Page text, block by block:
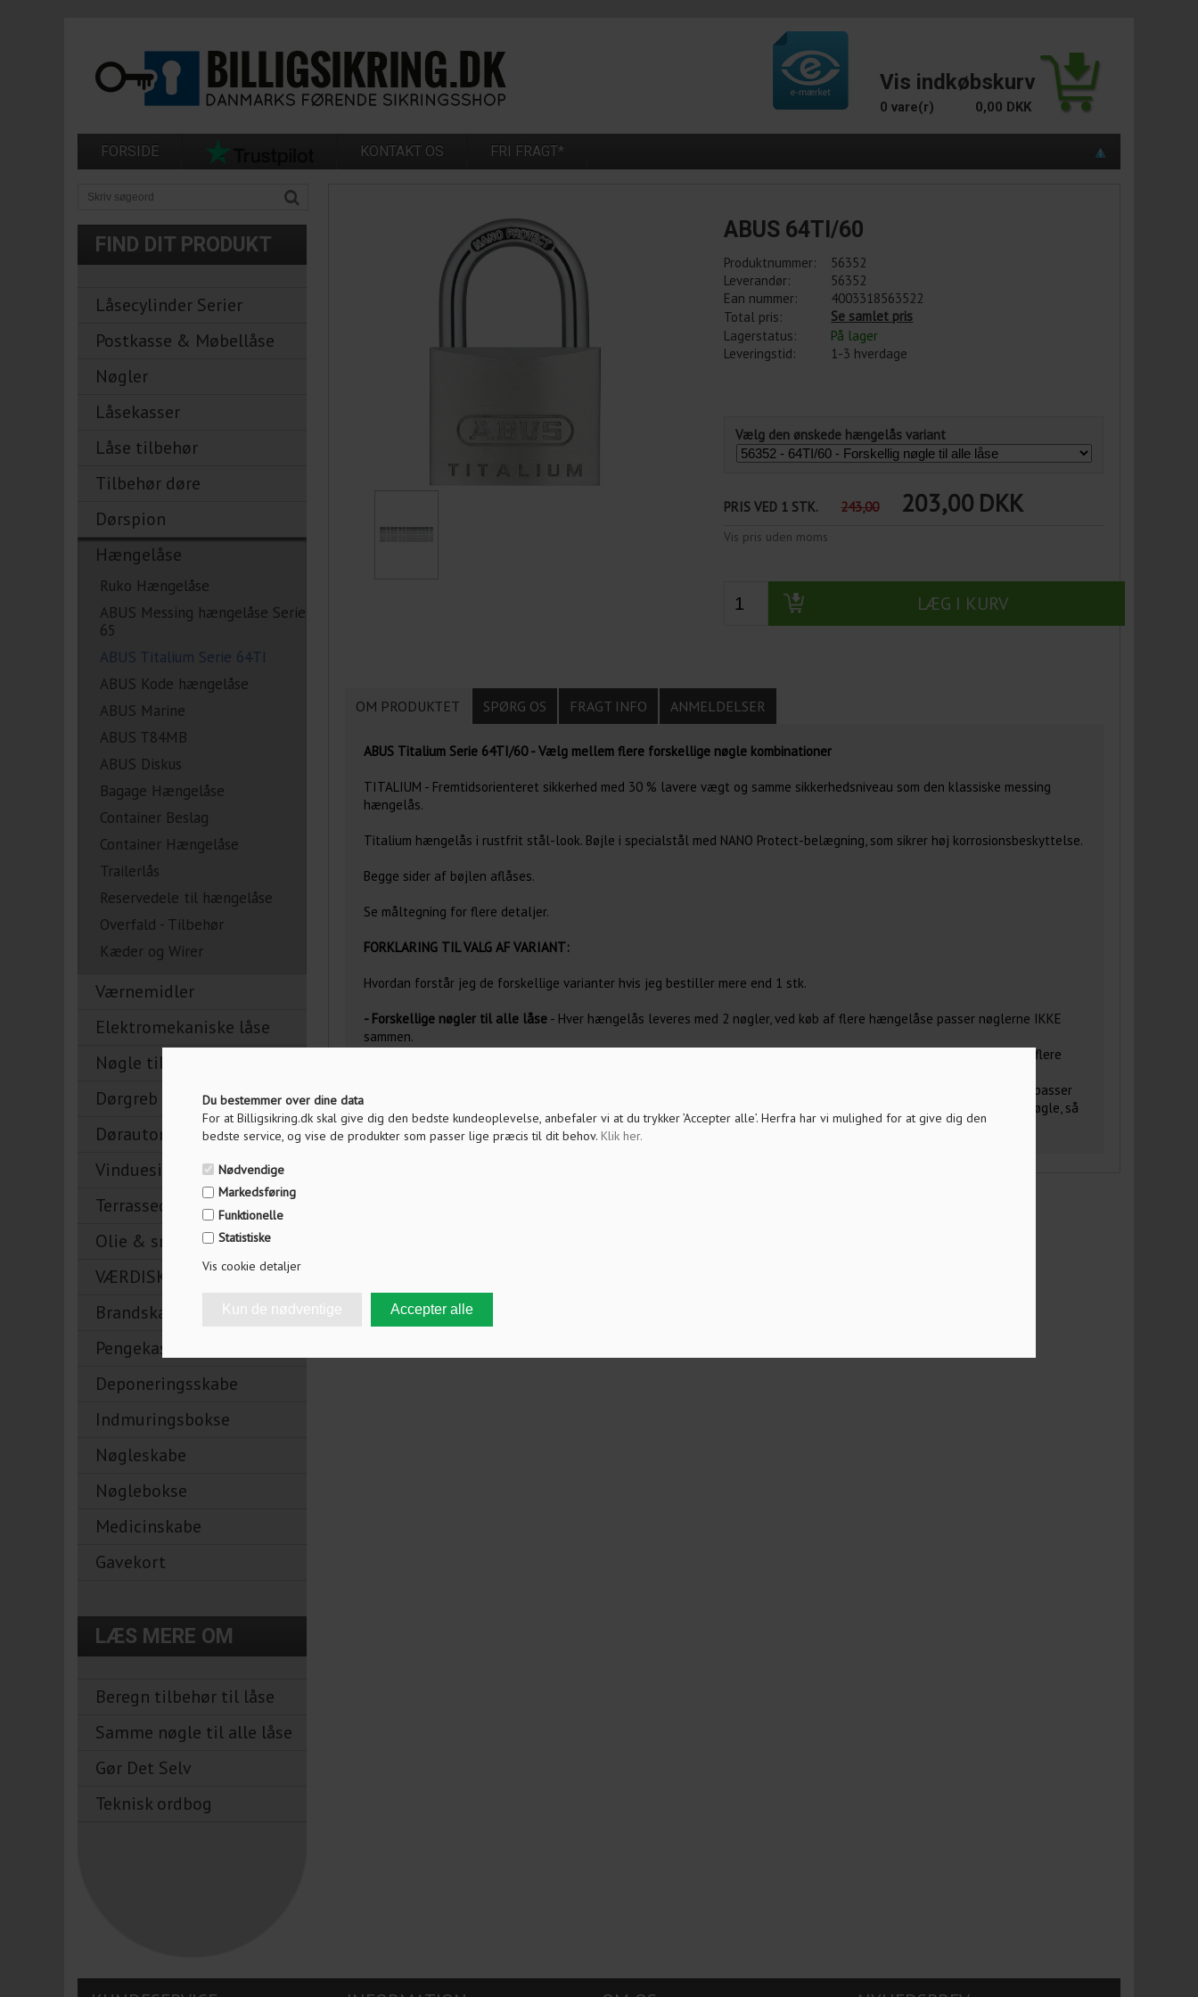
Du bestemmer over dine data
For at Billigsikring.dk skal give dig den bedste kundeoplevelse, anbefaler vi at du trykker ’Accepter alle’. Herfra har vi mulighed for at give dig den
bedste service, og vise de produkter som passer lige præcis til dit behov. Klik her.
Nødvendige
Markedsføring
Funktionelle
Statistiske
Vis cookie detaljer
Vis indkøbskurv
0 vare(r) 0,00 DKK
FORSIDE KONTAKT OS FRI FRAGT*
FIND DIT PRODUKT
Låsecylinder Serier
Postkasse & Møbellåse
Nøgler
Låsekasser
Låse tilbehør
Tilbehør døre
Dørspion
Hængelåse
Ruko Hængelåse
ABUS Messing hængelåse Serie
65
ABUS Titalium Serie 64TI
ABUS Kode hængelåse
ABUS Marine
ABUS T84MB
ABUS Diskus
Bagage Hængelåse
Container Beslag
Container Hængelåse
Trailerlås
Reservedele til hængelåse
Overfald - Tilbehør
Kæder og Wirer
Værnemidler
Elektromekaniske låse
Nøgle tilbehør
Dørgreb
Dørautomatik
Vinduesikring
Terrassedørslåse
Olie & smøremidler
VÆRDISKABE
Brandskabe
Pengekasser
Deponeringsskabe
Indmuringsbokse
Nøgleskabe
Nøglebokse
Medicinskabe
Gavekort
LÆS MERE OM
Beregn tilbehør til låse
Samme nøgle til alle låse
Gør Det Selv
Teknisk ordbog
ABUS 64TI/60
Produktnummer:
56352
Leverandør:
56352
Ean nummer:
4003318563522
Total pris:
Se samlet pris
Lagerstatus:
På lager
Leveringstid:
1-3 hverdage
Vælg den ønskede hængelås variant
PRIS VED 1 STK. 243,00 203,00 DKK
Vis pris uden moms
LÆG I KURV
OM PRODUKTET SPØRG OS FRAGT INFO ANMELDELSER
ABUS Titalium Serie 64TI/60 - Vælg mellem flere forskellige nøgle kombinationer
TITALIUM - Fremtidsorienteret sikkerhed med 30 % lavere vægt og samme sikkerhedsniveau som den klassiske messing
hængelås.
Titalium hængelås i rustfrit stål-look. Bøjle i specialstål med NANO Protect-belægning, som sikrer høj korrosionsbeskyttelse.
Begge sider af bøjlen aflåses.
Se måltegning for flere detaljer.
FORKLARING TIL VALG AF VARIANT:
Hvordan forstår jeg de forskellige varianter hvis jeg bestiller mere end 1 stk.
- Forskellige nøgler til alle låse- Hver hængelås leveres med 2 nøgler, ved køb af flere hængelåse passer nøglerne IKKE
sammen.
- Hver pakke indeholder 2/3/4 stk. hængelåse med hhv. 3/4/5 nøgler i hver pakke, ved køb af flere
- Hver hængelås leveres med 2 nøgler i den bestilte kode gruppe, ved køb af flere hængelåse passer
nøgler/hængelåse SAMMEN i den bestilte gruppe. Det er derfor også muligt at genbestille hængelåse med samme nøgle, så
længe man vælger den samme kode gruppe som tidligere bestilt.